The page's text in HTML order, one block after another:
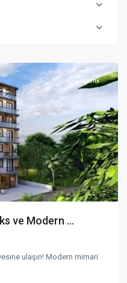
Satılık
ve Modern ...
ulaşın! Modern mimari